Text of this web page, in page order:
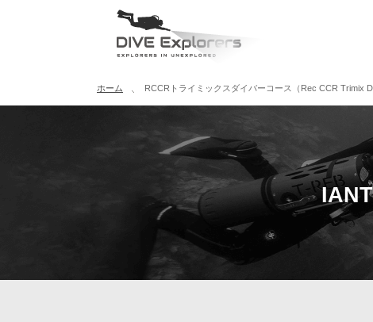
ホーム RCCRトライミックスダイバーコース（Rec CCR Trimix